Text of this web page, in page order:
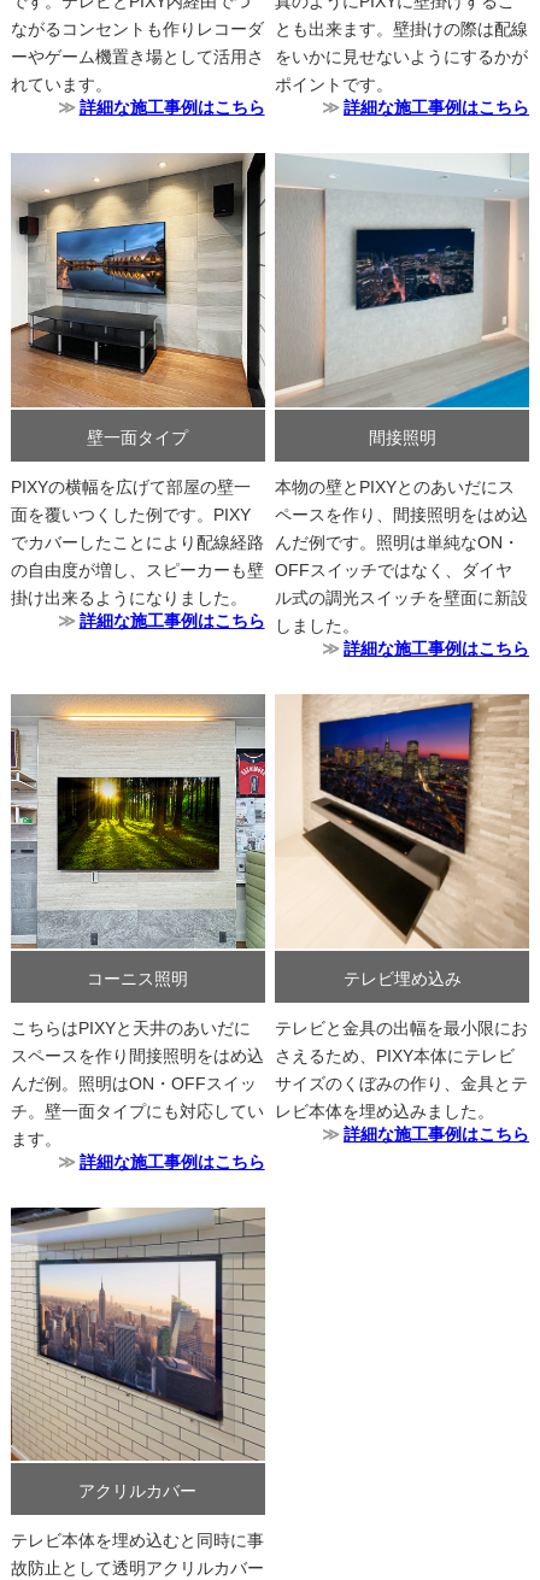
ながるコンセントも作りレコーダ
ーやゲーム機置き場として活用さ
れています。
詳細な施工事例はこちら
とも出来ます。壁掛けの際は配線
をいかに見せないようにするかが
ポイントです。
詳細な施工事例はこちら
壁一面タイプ
PIXYの横幅を広げて部屋の壁一
面を覆いつくした例です。PIXY
でカバーしたことにより配線経路
の自由度が増し、スピーカーも壁
掛け出来るようになりました。
詳細な施工事例はこちら
間接照明
本物の壁とPIXYとのあいだにス
ペースを作り、間接照明をはめ込
んだ例です。照明は単純なON・
OFFスイッチではなく、ダイヤ
ル式の調光スイッチを壁面に新設
しました。
詳細な施工事例はこちら
コーニス照明
こちらはPIXYと天井のあいだに
スペースを作り間接照明をはめ込
んだ例。照明はON・OFFスイッ
チ。壁一面タイプにも対応してい
ます。
詳細な施工事例はこちら
テレビ埋め込み
テレビと金具の出幅を最小限にお
さえるため、PIXY本体にテレビ
サイズのくぼみの作り、金具とテ
レビ本体を埋め込みました。
詳細な施工事例はこちら
アクリルカバー
テレビ本体を埋め込むと同時に事
故防止として透明アクリルカバー